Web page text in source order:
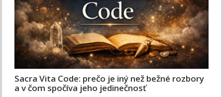
Sacra Vita Code: prečo je iný než bežné rozbory
a v čom spočíva jeho jedinečnosť